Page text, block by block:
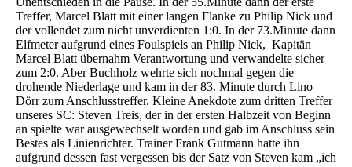
Treffer, Marcel Blatt mit einer langen Flanke zu Philip Nick und
der vollendet zum nicht unverdienten 1:0. In der 73.Minute dann
Elfmeter aufgrund eines Foulspiels an Philip Nick, Kapitän
Marcel Blatt übernahm Verantwortung und verwandelte sicher
zum 2:0. Aber Buchholz wehrte sich nochmal gegen die
drohende Niederlage und kam in der 83. Minute durch Lino
Dörr zum Anschlusstreffer. Kleine Anekdote zum dritten Treffer
unseres SC: Steven Treis, der in der ersten Halbzeit von Beginn
an spielte war ausgewechselt worden und gab im Anschluss sein
Bestes als Linienrichter. Trainer Frank Gutmann hatte ihn
aufgrund dessen fast vergessen bis der Satz von Steven kam „ich